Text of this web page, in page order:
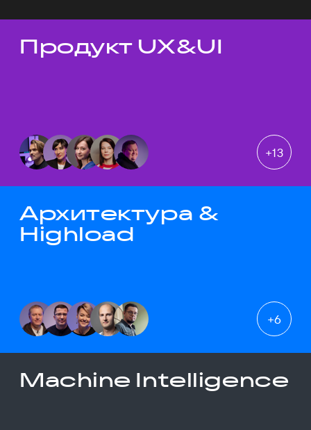
Темы докладов
Продукт UX&UI
+13
Архитектура &
Highload
+6
Machine Intelligence